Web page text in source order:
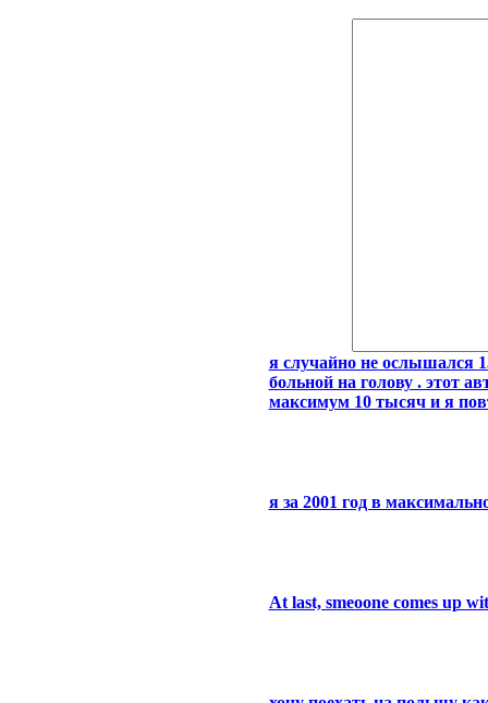
я случайно не ослышался
больной на голову . этот
максимум 10 тысяч и я
я за 2001 год в
At last, smeoone comes up